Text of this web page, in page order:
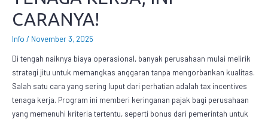
CARANYA!
Info / November 3, 2025
Di tengah naiknya biaya operasional, banyak perusahaan mulai melirik
strategi jitu untuk memangkas anggaran tanpa mengorbankan kualitas.
Salah satu cara yang sering luput dari perhatian adalah tax incentives
tenaga kerja. Program ini memberi keringanan pajak bagi perusahaan
yang memenuhi kriteria tertentu, seperti bonus dari pemerintah untuk